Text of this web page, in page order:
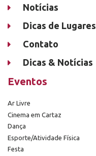
Notícias
Dicas de Lugares
Contato
Dicas & Notícias
Eventos
Ar Livre
Cinema em Cartaz
Dança
Esporte/Atividade Física
Festa